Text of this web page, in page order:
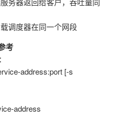
调度器在同一个网段
考
address:port [-s
address